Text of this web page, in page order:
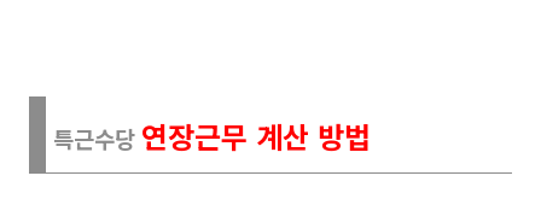
특근수당 연장근무 계산 방법